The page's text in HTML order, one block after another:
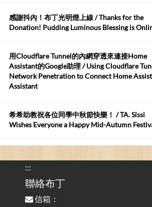
布丁布丁吃布丁:
我目前並沒有常駐的Google Home...
Robertmycs:
這篇WinXP公用電腦安裝與優化的步驟超...
您好,首先肯定感謝您造福許多莘莘學子。有...
感謝抖內！布丁光明燈上線 / Thanks for the
Donation! Pudding Luminous Blessing is
用Cloudflare Tunnel的內網穿透來連接Home
Assistant的Google助理 / Using Cloudflare
Network Penetration to Connect Home
Assistant
希希助教祝各位同學中秋節快樂！ / TA. Sissi
Wishes Everyone a Happy Mid-Autumn
的問題 / Are You Tired of Looking at the
Attention to Glare Than the Screen
為何桌前打字總是腰痠背痛？桌子高度和螢幕
:::
聯絡布丁
信箱：